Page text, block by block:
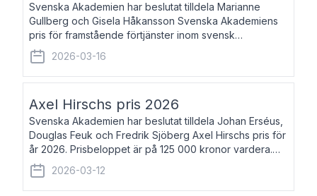
Svenska Akademien har beslutat tilldela Marianne
Gullberg och Gisela Håkansson Svenska Akademiens
pris för framstående förtjänster inom svensk
språkforskning och språkvård till minne av Carl Gabriel
och Karin Forsberg för år 2026. Prissumma
2026-03-16
Axel Hirschs pris 2026
Svenska Akademien har beslutat tilldela Johan Erséus,
Douglas Feuk och Fredrik Sjöberg Axel Hirschs pris för
år 2026. Prisbeloppet är på 125 000 kronor vardera.
Johan Erséus, född 1959, är fackboksförfattare och
journalist med mångårigt för
2026-03-12